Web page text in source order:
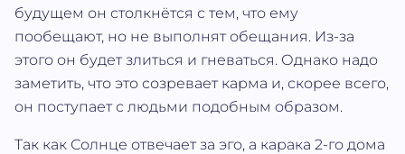
будущем он столкнётся с тем, что ему
пообещают, но не выполнят обещания. Из-за
этого он будет злиться и гневаться. Однако надо
заметить, что это созревает карма и, скорее всего,
он поступает с людьми подобным образом.
Так как Солнце отвечает за эго, а карака 2-го дома